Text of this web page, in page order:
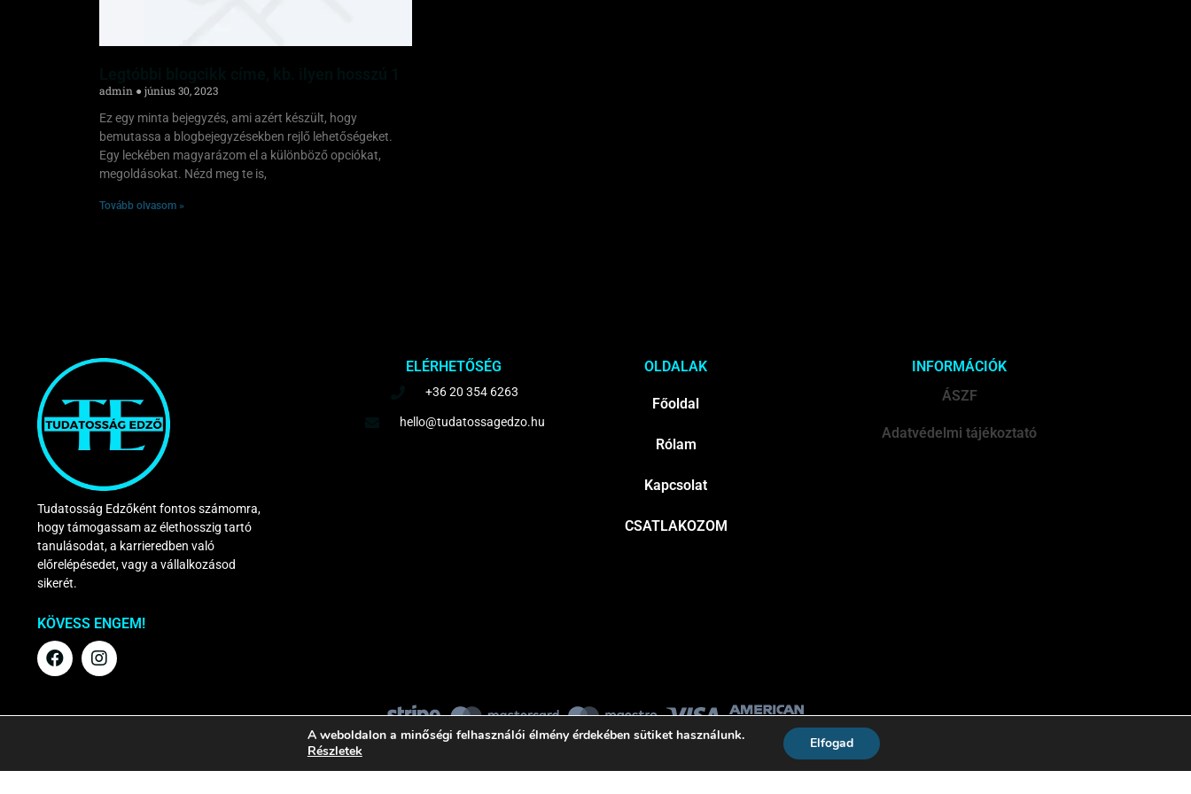
admin
június 30, 2023
Ez egy minta bejegyzés, ami azért készült, hogy
bemutassa a blogbejegyzésekben rejlő lehetőségeket.
Egy leckében magyarázom el a különböző opciókat,
megoldásokat. Nézd meg te is,
Tovább olvasom »
Tudatosság Edzőként fontos számomra,
hogy támogassam az élethosszig tartó
tanulásodat, a karrieredben való
előrelépésedet, vagy a vállalkozásod
sikerét.
KÖVESS ENGEM!
F
a
b
k
I
n
a
a
ELÉRHETŐSÉG
+36 20 354 6263
hello@tudatossagedzo.hu
OLDALAK
Főoldal
Rólam
Kapcsolat
CSATLAKOZOM
INFORMÁCIÓK
ÁSZF
Adatvédelmi tájékoztató
© Minden jog fenntartva!
A weboldalon a minőségi felhasználói élmény érdekében sütiket használunk.
Részletek
Elfogad